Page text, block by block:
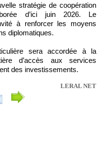
stratégie de coopération
d’ici juin 2026. Le
à renforcer les moyens
diplomatiques.
sera accordée à la
d’accès aux services
des investissements.
LERAL NET